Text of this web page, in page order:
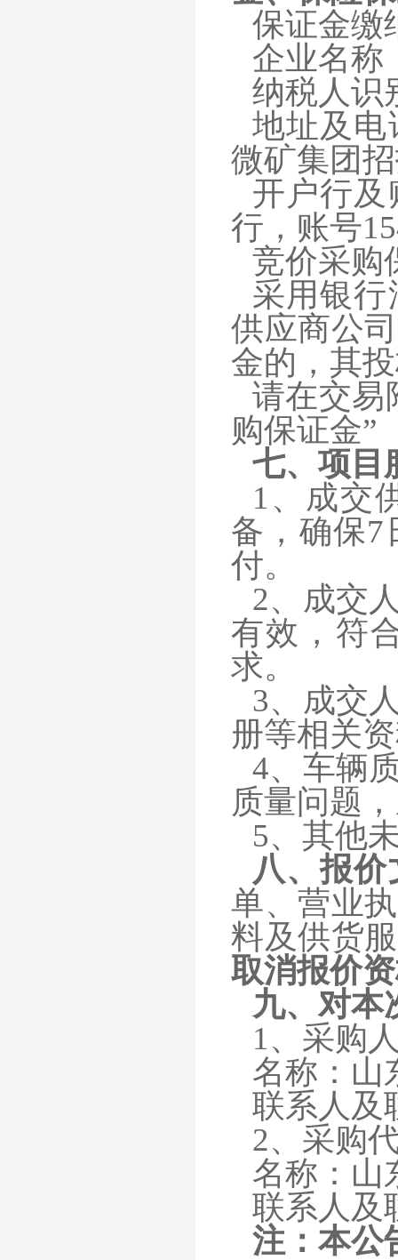
保证金缴
企业名称
纳税人识
地址及电
微矿集团
开户行
行 ，账号
竞价采购
采用银
供应商公
金的，其
请在交易
购保证金”
七、 项目
1、成交
备，确保7
付。
2、成交
有效，符
求。
3、成交
册等相关
4、车辆
质量问题
5、其他
八、报
单、营业
料及供货
取消报价
九、 对本
1 、 采购
名称： 山
联系人及
2、 采购
名称： 山
联系人及
注：本公